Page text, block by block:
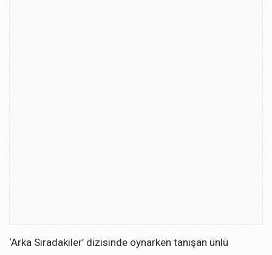
‘Arka Sıradakiler’ dizisinde oynarken tanışan ünlü